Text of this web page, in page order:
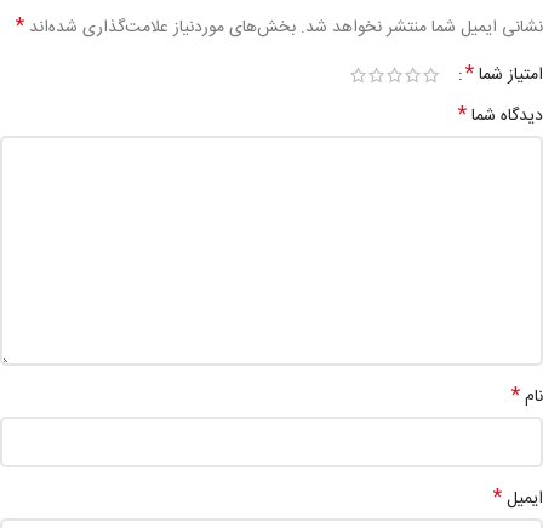
نشانی ایمیل شما منتشر نخواهد شد. بخش‌های موردنیاز علامت‌گذاری شده‌اند *
امتیاز شما*
دیدگاه شما*
نام*
ایمیل*